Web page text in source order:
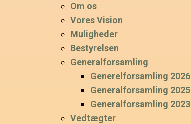
Om os
Vores Vision
Muligheder
Bestyrelsen
Generalforsamling
Generelforsamling 2026
Generalforsamling 2025
Generalforsamling 2023
Vedtægter